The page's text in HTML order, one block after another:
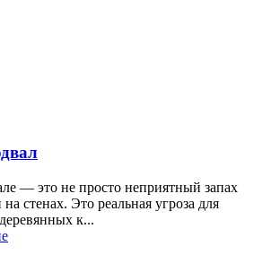
— это не просто неприятный запах
стенах. Это реальная угроза для
к...